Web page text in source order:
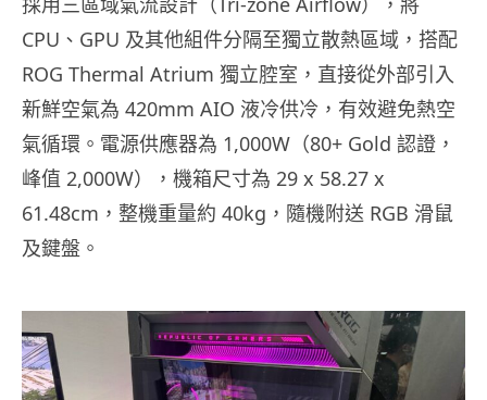
CPU、GPU 及其他組件分隔至獨立散熱區域，搭配
ROG Thermal Atrium 獨立腔室，直接從外部引入
新鮮空氣為 420mm AIO 液冷供冷，有效避免熱空
氣循環。電源供應器為 1,000W（80+ Gold 認證，
峰值 2,000W），機箱尺寸為 29 x 58.27 x
61.48cm，整機重量約 40kg，隨機附送 RGB 滑鼠
及鍵盤。